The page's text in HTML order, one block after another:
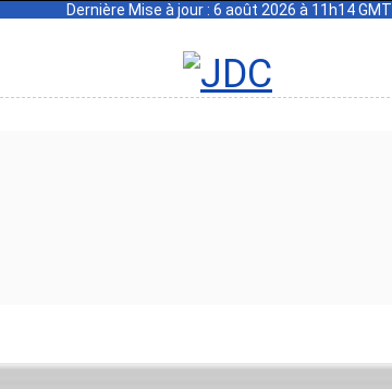
Dernière Mise à jour : 6 août 2026 à 11h14 GMT